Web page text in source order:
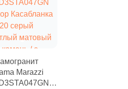
/ волнистая
Marazzi